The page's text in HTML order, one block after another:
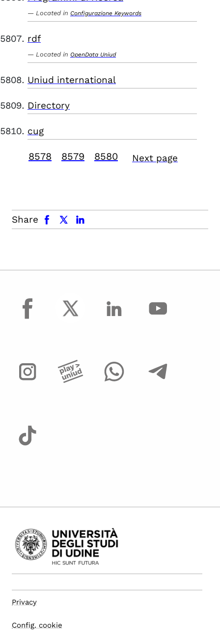
Located in Configurazione Keywords
rdf
Located in OpenData Uniud
Uniud international
Directory
cug
8578 8579 8580 Next page
Share
facebook x.com linkedin
facebook
Privacy
Config. cookie